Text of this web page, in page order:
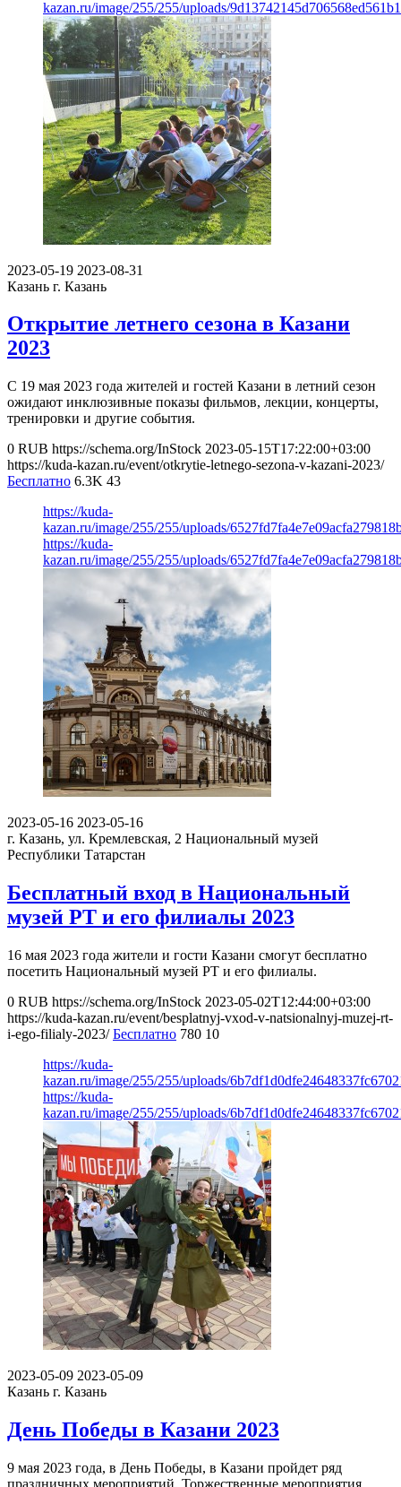
kazan.ru/image/255/255/uploads/
2023-05-19 2023-08-31
Казань г. Казань
Открытие летнего сезона в Казани
2023
С 19 мая 2023 года жителей и гостей Казани в летний сезон
ожидают инклюзивные показы фильмов, лекции, концерты,
тренировки и другие события.
0 RUB https://schema.org/InStock 2023-05-15T17:22:00+03:00
https://kuda-kazan.ru/event/otkrytie-letnego-sezona-v-kazani-2023/
Бесплатно 6.3K 43
https://kuda-
kazan.ru/image/255/255/uploads/
https://kuda-
kazan.ru/image/255/255/uploads/
2023-05-16 2023-05-16
г. Казань, ул. Кремлевская, 2 Национальный музей
Республики Татарстан
Бесплатный вход в Национальный
музей РТ и его филиалы 2023
16 мая 2023 года жители и гости Казани смогут бесплатно
посетить Национальный музей РТ и его филиалы.
0 RUB https://schema.org/InStock 2023-05-02T12:44:00+03:00
https://kuda-kazan.ru/event/besplatnyj-vxod-v-natsionalnyj-muzej-rt-
i-ego-filialy-2023/ Бесплатно 780 10
https://kuda-
kazan.ru/image/255/255/uploads/
https://kuda-
kazan.ru/image/255/255/uploads/
2023-05-09 2023-05-09
Казань г. Казань
День Победы в Казани 2023
9 мая 2023 года, в День Победы, в Казани пройдет ряд
праздничных мероприятий. Торжественные мероприятия